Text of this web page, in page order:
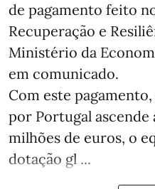
de pagamento feito
Recuperação e
Ministério da
em comunicado.
Com este
por Portugal ascende
milhões de euros, o
dotação gl ...